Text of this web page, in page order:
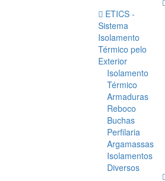
ETICS -
Sistema
Isolamento
Térmico pelo
Exterior
Isolamento
Térmico
Armaduras
Reboco
Buchas
Perfilaria
Argamassas
Isolamentos
Diversos